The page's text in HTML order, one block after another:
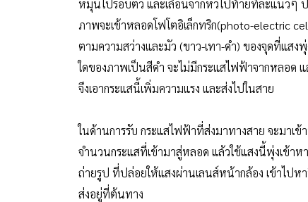
หมุนไปรอบตัว และเลื่อนจากหัวไปท้ายทีละแนวๆ
ภาพจะเข้าหลอดโฟโตอิเล็กทริก(photo-electric
ตามความสว่างและมัว (ขาว-เทา-ดำ) ของจุดที่แส
ใดของภาพเป็นสีดำ จะไม่มีกระแสไฟฟ้าจากหลอด
จึงเอากระแสนี้เพิ่มความแรง และส่งไปในสาย
ในด้านการรับ กระแสไฟฟ้าที่ส่งมาทางสาย จะมาเ
จำนวนกระแสที่เข้ามาสู่หลอด แล้วใช้แสงนี้พุ่งเข้า
ถ่ายรูป ที่ปล่อยให้แสงผ่านเลนส์หน้ากล้อง เข้าไป
ส่งอยู่ที่ต้นทาง